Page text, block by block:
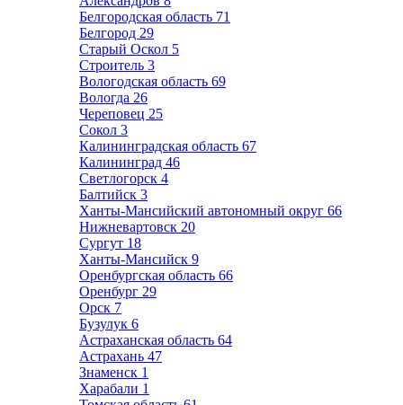
Белгородская область 71
Белгород 29
Старый Оскол 5
Строитель 3
Вологодская область 69
Вологда 26
Череповец 25
Сокол 3
Калининградская область 67
Калининград 46
Светлогорск 4
Балтийск 3
Ханты-Мансийский автономный округ 66
Нижневартовск 20
Сургут 18
Ханты-Мансийск 9
Оренбургская область 66
Оренбург 29
Орск 7
Бузулук 6
Астраханская область 64
Астрахань 47
Знаменск 1
Харабали 1